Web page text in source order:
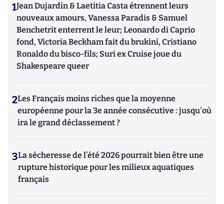
1Jean Dujardin & Laetitia Casta étrennent leurs
nouveaux amours, Vanessa Paradis & Samuel
Benchetrit enterrent le leur; Leonardo di Caprio
fond, Victoria Beckham fait du brukini, Cristiano
Ronaldo du bisco-fils; Suri ex Cruise joue du
Shakespeare queer
2Les Français moins riches que la moyenne
européenne pour la 3e année consécutive : jusqu'où
ira le grand déclassement ?
3La sécheresse de l’été 2026 pourrait bien être une
rupture historique pour les milieux aquatiques
français